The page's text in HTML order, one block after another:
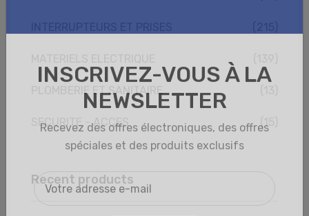
PLOMBERIE ET SANITAIRE
SECURITE - ACCES (15)
Recent products